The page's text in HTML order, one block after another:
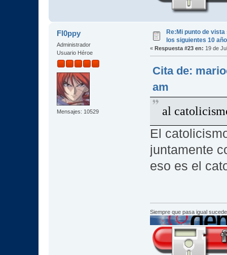
Fl0ppy
Administrador
Usuario Héroe
Mensajes: 10529
Re:Mi punto de
los siguientes 10
« Respuesta #23 en: 19 de
Cita de:
am
al
El
juntamente
eso es el
Siempre que pasa igual